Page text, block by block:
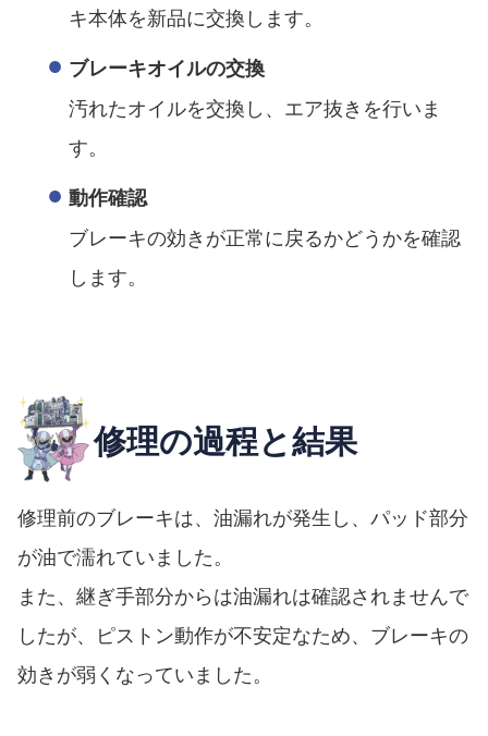
キ本体を新品に交換します。
ブレーキオイルの交換
汚れたオイルを交換し、エア抜きを行いま
す。
動作確認
ブレーキの効きが正常に戻るかどうかを確認
します。
修理の過程と結果
修理前のブレーキは、油漏れが発生し、パッド部分
が油で濡れていました。
また、継ぎ手部分からは油漏れは確認されませんで
したが、ピストン動作が不安定なため、ブレーキの
効きが弱くなっていました。